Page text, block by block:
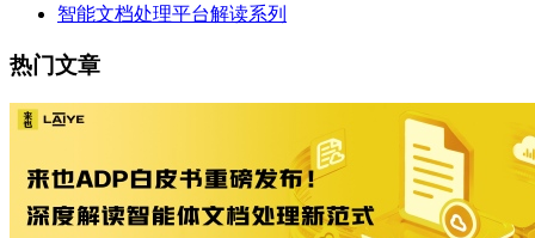
智能文档处理平台解读系列
热门文章